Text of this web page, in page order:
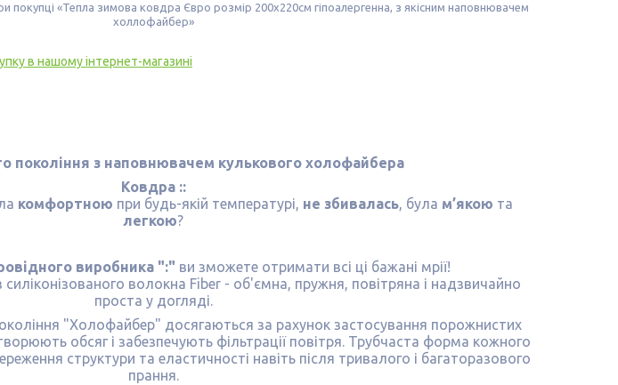
«Тепла зимова ковдра Євро розмір 200х220см гіпоалергенна, з якісним наповнювачем
холлофайбер»
в нашому інтернет-магазині
покоління з наповнювачем кулькового холофайбера
Ковдра ::
комфортною при будь-якій температурі, не збивалась, була м’якою та
легкою?
виробника ":" ви зможете отримати всі ці бажані мрії!
волокна Fiber - об'ємна, пружня, повітряна і надзвичайно
проста у догляді.
"Холофайбер" досягаються за рахунок застосування порожнистих
обсяг і забезпечують фільтрації повітря. Трубчаста форма кожного
структури та еластичності навіть після тривалого і багаторазового
прання.